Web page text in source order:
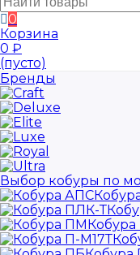
0
Корзина
0 ₽
(пусто)
Бренды
Выбор кобуры по